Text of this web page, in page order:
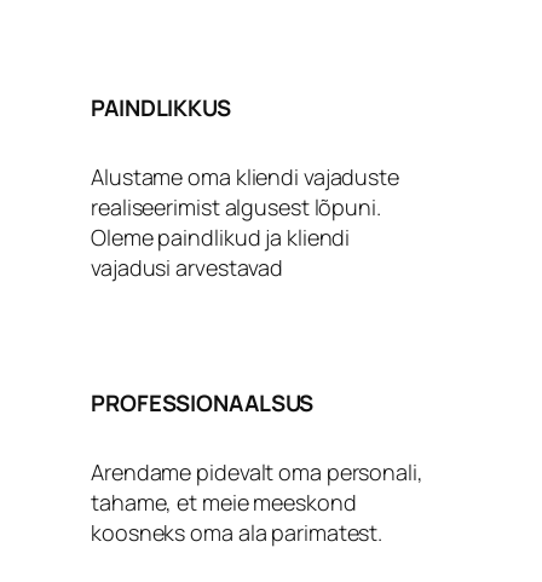
PAINDLIKKUS
Alustame oma kliendi vajaduste
realiseerimist algusest lõpuni.
Oleme paindlikud ja kliendi
vajadusi arvestavad
PROFESSIONAALSUS
Arendame pidevalt oma personali,
tahame, et meie meeskond
koosneks oma ala parimatest.